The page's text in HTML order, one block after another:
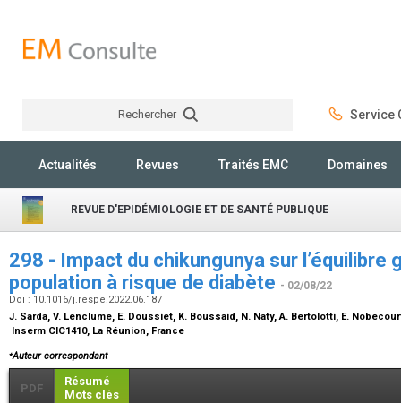
Rechercher Service
Actualités Revues Traités EMC Domaines
REVUE D'EPIDÉMIOLOGIE ET DE SANTÉ PUBLIQUE
298 - Impact du chikungunya sur l’équilibre
population à risque de diabète - 02/08/22
Doi : 10.1016/j.respe.2022.06.187
J. Sarda, V. Lenclume, E. Doussiet, K. Boussaid, N. Naty, A. Bertolotti, E.
Inserm CIC1410, La Réunion, France
⁎Auteur correspondant
PDF
Résumé
Mots clés